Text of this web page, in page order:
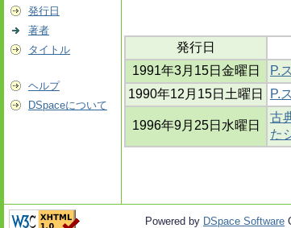
発行日
著者
タイトル
ヘルプ
DSpaceについて
発行日
1991年3月15日金曜日
P.
1990年12月15日土曜日
P.
1996年9月25日水曜日
古
た
Powered by DSpace Software